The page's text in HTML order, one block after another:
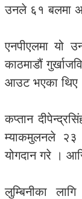
उनले ६१ बलमा
एनपीएलमा यो
काठमाडौं
आउट भएका थिए
कप्तान
म्याकमुलनले २३
योगदान गरे ।
लुम्बिनीका